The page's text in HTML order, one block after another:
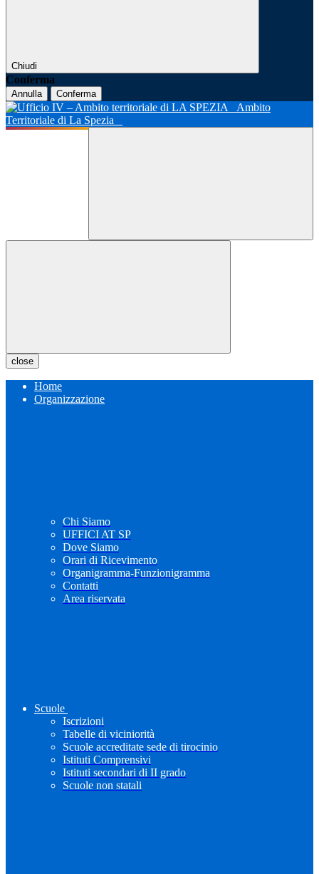
Chiudi
Conferma
Annulla Conferma
Ambito
Territoriale di La Spezia
close
Home
Organizzazione
Chi Siamo
UFFICI AT SP
Dove Siamo
Orari di Ricevimento
Organigramma-Funzionigramma
Contatti
Area riservata
Scuole
Iscrizioni
Tabelle di viciniorità
Scuole accreditate sede di tirocinio
Istituti Comprensivi
Istituti secondari di II grado
Scuole non statali